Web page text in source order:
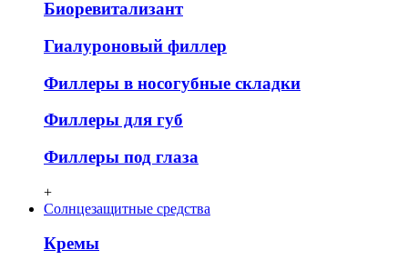
Биоревитализант
Гиалуроновый филлер
Филлеры в носогубные складки
Филлеры для губ
Филлеры под глаза
+
Солнцезащитные средства
Кремы